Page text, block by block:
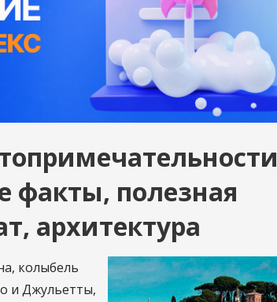
факты, полезная
архитектура
колыбель
и Джульетты,